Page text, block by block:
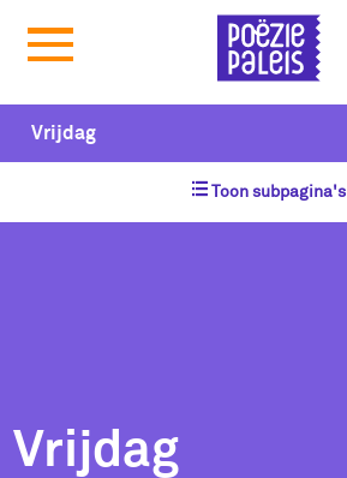
Vrijdag
Toon subpagina's
Vrijdag